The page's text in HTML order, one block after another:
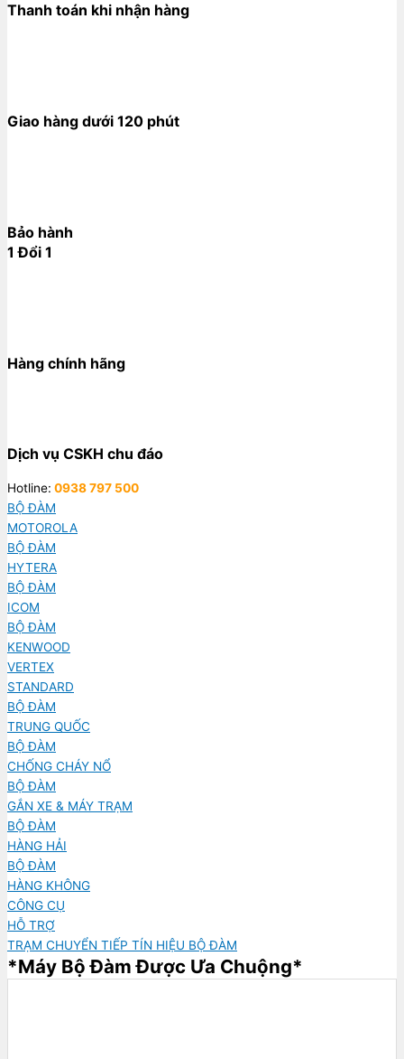
Thanh toán khi nhận hàng
Giao hàng dưới 120 phút
Bảo hành
1 Đổi 1
Hàng chính hãng
Dịch vụ CSKH chu đáo
Hotline: 0938 797 500
BỘ ĐÀM
MOTOROLA
BỘ ĐÀM
HYTERA
BỘ ĐÀM
ICOM
BỘ ĐÀM
KENWOOD
VERTEX
STANDARD
BỘ ĐÀM
TRUNG QUỐC
BỘ ĐÀM
CHỐNG CHÁY NỔ
BỘ ĐÀM
GẮN XE & MÁY TRẠM
BỘ ĐÀM
HÀNG HẢI
BỘ ĐÀM
HÀNG KHÔNG
CÔNG CỤ
HỖ TRỢ
TRẠM CHUYỂN TIẾP TÍN HIỆU BỘ ĐÀM
*Máy Bộ Đàm Được Ưa Chuộng*